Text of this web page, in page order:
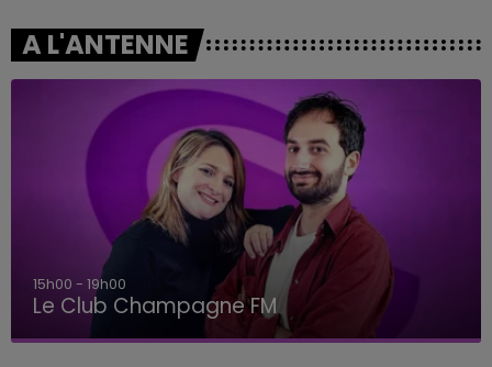
A L'ANTENNE
15h00 - 19h00
Le Club Champagne FM